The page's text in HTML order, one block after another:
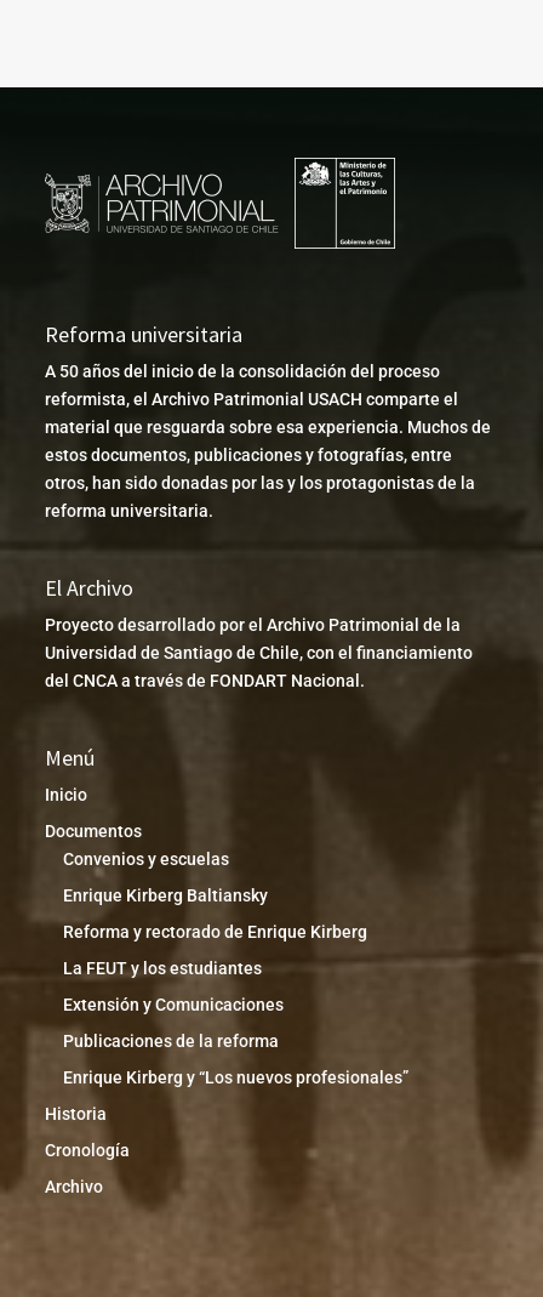
Reforma universitaria
A 50 años del inicio de la consolidación del proceso
reformista, el Archivo Patrimonial USACH comparte el
material que resguarda sobre esa experiencia. Muchos de
estos documentos, publicaciones y fotografías, entre
otros, han sido donadas por las y los protagonistas de la
reforma universitaria.
El Archivo
Proyecto desarrollado por el Archivo Patrimonial de la
Universidad de Santiago de Chile, con el financiamiento
del CNCA a través de FONDART Nacional.
Menú
Inicio
Documentos
Convenios y escuelas
Enrique Kirberg Baltiansky
Reforma y rectorado de Enrique Kirberg
La FEUT y los estudiantes
Extensión y Comunicaciones
Publicaciones de la reforma
Enrique Kirberg y “Los nuevos profesionales”
Historia
Cronología
Archivo